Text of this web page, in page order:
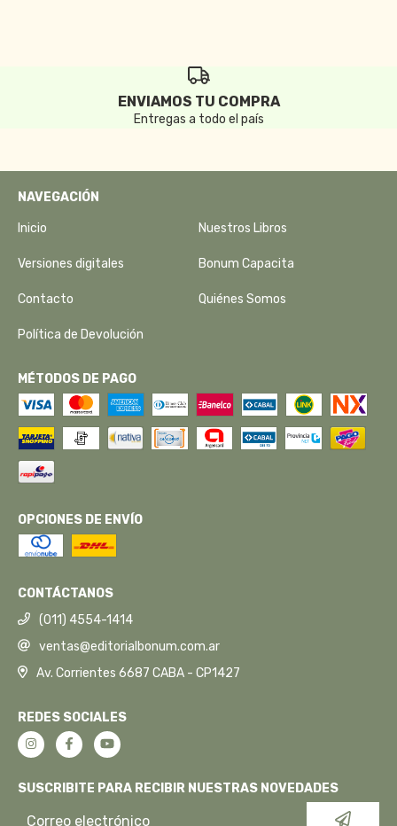
ENVIAMOS TU COMPRA
Entregas a todo el país
NAVEGACIÓN
Inicio Nuestros Libros
Versiones digitales Bonum Capacita
Contacto Quiénes Somos
Política de Devolución
MÉTODOS DE PAGO
OPCIONES DE ENVÍO
CONTÁCTANOS
(011) 4554-1414
ventas@editorialbonum.com.ar
Av. Corrientes 6687 CABA - CP1427
REDES SOCIALES
SUSCRIBITE PARA RECIBIR NUESTRAS NOVEDADES